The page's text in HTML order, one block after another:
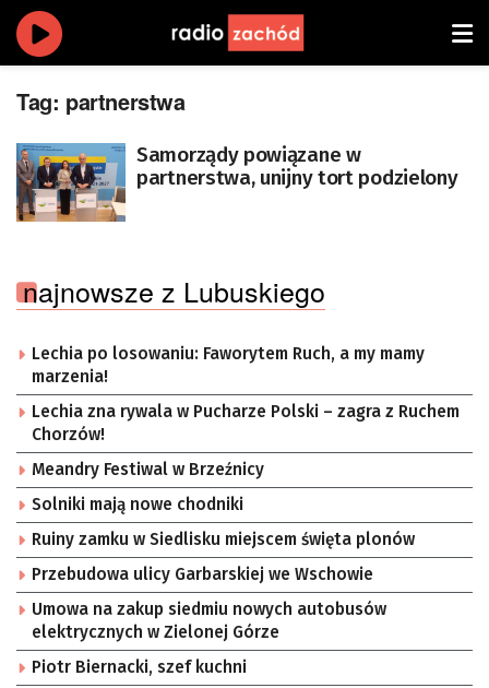
Tag: partnerstwa
Samorządy powiązane w
partnerstwa, unijny tort podzielony
najnowsze z Lubuskiego
Lechia po losowaniu: Faworytem Ruch, a my mamy
marzenia!
Lechia zna rywala w Pucharze Polski – zagra z Ruchem
Chorzów!
Meandry Festiwal w Brzeźnicy
Solniki mają nowe chodniki
Ruiny zamku w Siedlisku miejscem święta plonów
Przebudowa ulicy Garbarskiej we Wschowie
Umowa na zakup siedmiu nowych autobusów
elektrycznych w Zielonej Górze
Piotr Biernacki, szef kuchni